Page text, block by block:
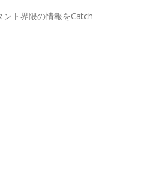
ント界隈の情報をCatch-